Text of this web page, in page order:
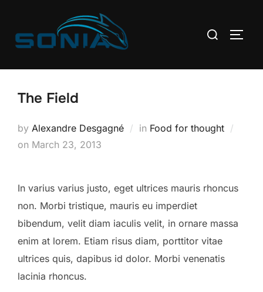
content
Search
The Field
by Alexandre Desgagné in Food for thought
on Posted
March 23, 2013
In varius varius justo, eget ultrices mauris rhoncus
non. Morbi tristique, mauris eu imperdiet
bibendum, velit diam iaculis velit, in ornare massa
enim at lorem. Etiam risus diam, porttitor vitae
ultrices quis, dapibus id dolor. Morbi venenatis
lacinia rhoncus.